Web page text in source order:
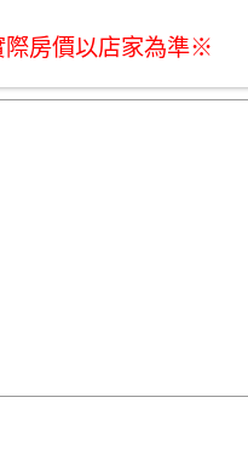
房價以店家為準※